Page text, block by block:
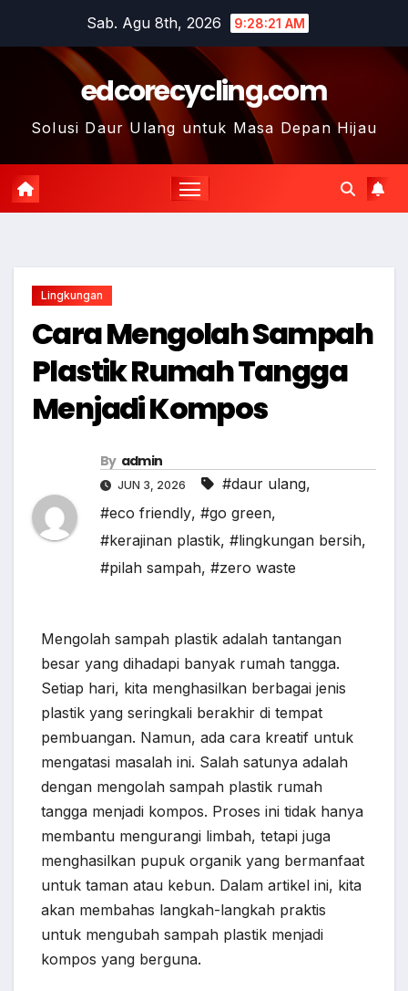
Sab. Agu 8th, 2026 9:28:21 AM
edcorecycling.com
Solusi Daur Ulang untuk Masa Depan Hijau
Lingkungan
Cara Mengolah Sampah
Plastik Rumah Tangga
Menjadi Kompos
By admin
JUN 3, 2026 #daur ulang,
#eco friendly, #go green,
#kerajinan plastik, #lingkungan bersih,
#pilah sampah, #zero waste
Mengolah sampah plastik adalah tantangan
besar yang dihadapi banyak rumah tangga.
Setiap hari, kita menghasilkan berbagai jenis
plastik yang seringkali berakhir di tempat
pembuangan. Namun, ada cara kreatif untuk
mengatasi masalah ini. Salah satunya adalah
dengan mengolah sampah plastik rumah
tangga menjadi kompos. Proses ini tidak hanya
membantu mengurangi limbah, tetapi juga
menghasilkan pupuk organik yang bermanfaat
untuk taman atau kebun. Dalam artikel ini, kita
akan membahas langkah-langkah praktis
untuk mengubah sampah plastik menjadi
kompos yang berguna.